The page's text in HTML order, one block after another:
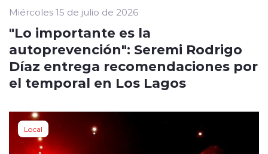
Miércoles 15 de julio de 2026
"Lo importante es la
autoprevención": Seremi Rodrigo
Díaz entrega recomendaciones por
el temporal en Los Lagos
Local